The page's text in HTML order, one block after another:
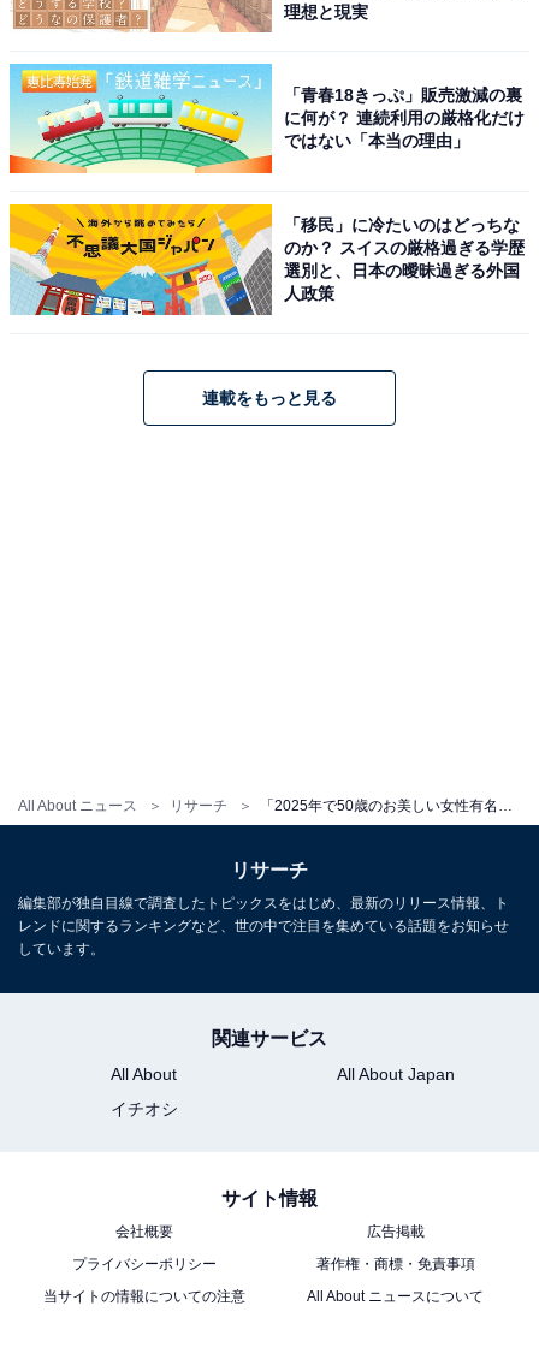
All About ニュース リサーチ
理想と現実
「青春18きっぷ」販売激減の裏
に何が？ 連続利用の厳格化だけ
ではない「本当の理由」
「移民」に冷たいのはどっちな
のか？ スイスの厳格過ぎる学歴
選別と、日本の曖昧過ぎる外国
人政策
連載をもっと見る
リサーチ
編集部が独自目線で調査したトピックスをはじめ、最新のリリース情報、ト
レンドに関するランキングなど、世の中で注目を集めている話題をお知らせ
しています。
関連サービス
All About
All About Japan
イチオシ
サイト情報
会社概要
広告掲載
プライバシーポリシー
著作権・商標・免責事項
当サイトの情報についての注意
All About ニュースについて